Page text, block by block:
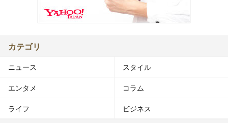
カテゴリ
ニュース スタイル
エンタメ コラム
ライフ ビジネス